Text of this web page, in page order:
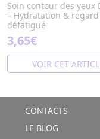
Soin contour des yeux
– Hydratation & regard
défatigué
3,65€
VOIR CET
CONTACTS
LE BLOG